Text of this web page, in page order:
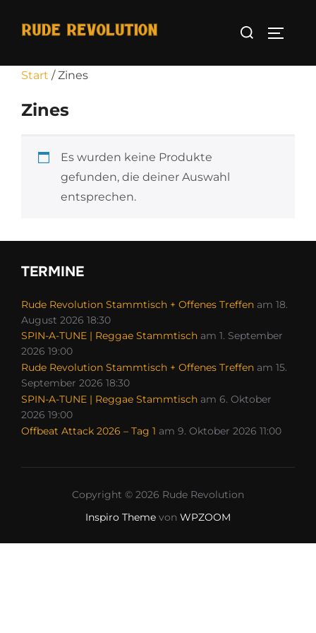
Inhalt
Suchen
Start / Zines
Zines
Es wurden keine Produkte
gefunden, die deiner Auswahl
entsprechen.
TERMINE
Rude Revolution Stammtisch + Offenes Treffen am 18.
August 2026 18:30
SPIN-A-TUNE | Reggae Stammtisch am 1. September
2026 19:00
Rude Revolution Stammtisch + Offenes Treffen am 15.
September 2026 18:30
SPIN-A-TUNE | Reggae Stammtisch am 6. Oktober
2026 19:00
Offbeat Attack 2026 – Tag 1 am 9. Oktober 2026 11:00
Copyright © 2026 Rude Revolution
Inspiro Theme von WPZOOM